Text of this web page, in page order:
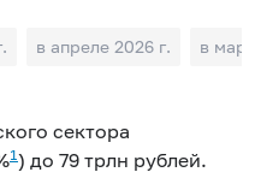
в апреле 2026 г. в
сектора
1) до 79 трлн рублей.